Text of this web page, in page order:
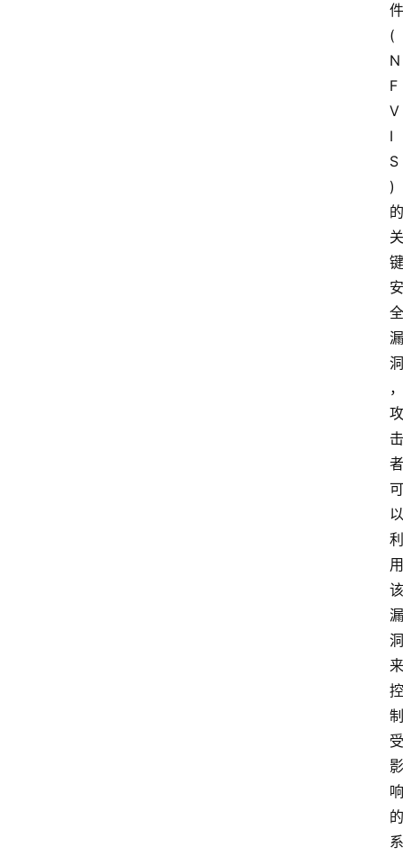
件
(
N
F
V
I
S
)
的
关
键
安
全
漏
洞
，
攻
击
者
可
以
利
用
该
漏
洞
来
控
制
受
影
响
的
系